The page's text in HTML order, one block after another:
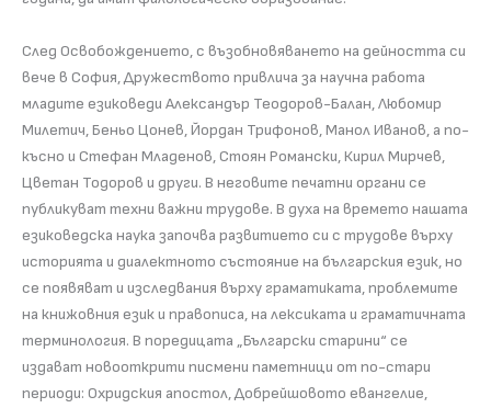
След Освобождението, с възобновяването на дейността си
вече в София, Дружеството привлича за научна работа
младите езиковеди Александър Теодоров-Балан, Любомир
Милетич, Беньо Цонев, Йордан Трифонов, Манол Иванов, а по-
късно и Стефан Младенов, Стоян Романски, Кирил Мирчев,
Цветан Тодоров и други. В неговите печатни органи се
публикуват техни важни трудове. В духа на времето нашата
езиковедска наука започва развитието си с трудове върху
историята и диалектното състояние на българския език, но
се появяват и изследвания върху граматиката, проблемите
на книжовния език и правописа, на лексиката и граматичната
терминология. В поредицата „Български старини“ се
издават новооткрити писмени паметници от по-стари
периоди: Охридския апостол, Добрейшовото евангелие,